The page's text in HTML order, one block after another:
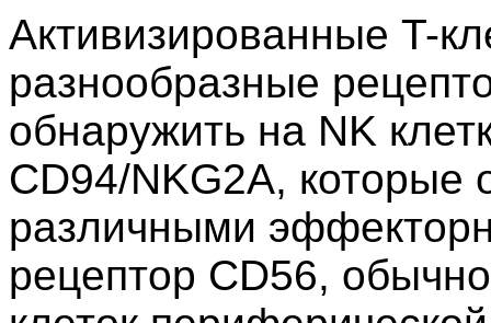
Активизированные T-
разнообразные
обнаружить на NK
CD94/NKG2A, которые
различными
рецептор CD56,